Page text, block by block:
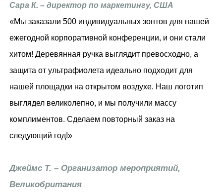
Сара К. – директор по маркетингу, США
«Мы заказали 500 индивидуальных зонтов для нашей
ежегодной корпоративной конференции, и они стали
хитом! Деревянная ручка выглядит превосходно, а
защита от ультрафиолета идеально подходит для
нашей площадки на открытом воздухе. Наш логотип
выглядел великолепно, и мы получили массу
комплиментов. Сделаем повторный заказ на
следующий год!»
Джеймс Т. – Организатор мероприятий,
Великобритания